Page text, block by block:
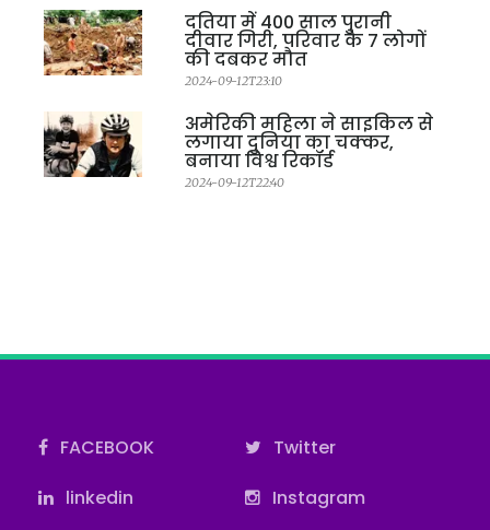
दतिया में 400 साल पुरानी
दीवार गिरी, परिवार के 7 लोगों
की दबकर मौत
2024-09-12T23:10
अमेरिकी महिला ने साइकिल से
लगाया दुनिया का चक्कर,
बनाया विश्व रिकॉर्ड
2024-09-12T22:40
FACEBOOK
Twitter
linkedin
Instagram